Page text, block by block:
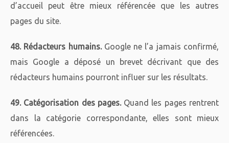
d’accueil peut être mieux référencée que les autres
pages du site.
48. Rédacteurs humains.Google ne l’a jamais confirmé,
mais Google a déposé un brevet décrivant que des
rédacteurs humains pourront influer sur les résultats.
49. Catégorisation des pages.Quand les pages rentrent
dans la catégorie correspondante, elles sont mieux
référencées.